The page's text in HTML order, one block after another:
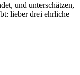
und unterschätzen,
lieber drei ehrliche